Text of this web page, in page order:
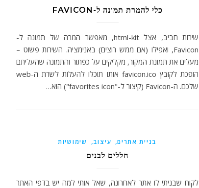
כלי להמרת תמונה ל-FAVICON
שירות חביב, אצל html-kit, מאפשר המרה של תמונה ל-
Favicon, ואפילו (אם ממש רוצים) באנימציה. השירות פשוט –
מעלים את תמונת המקור, מקליקים על כפתור והתמונה שהעליתם
הופכת לקובץ favicon.ico אותו תוכלו להעלות לשרת ה-web
שלכם. ה-Favicon (קיצור ל-"favorites icon") הוא…
בניית אתרים, עיצוב, שימושיות
חללים לבנים
לקוח שבניתי לו אתר לאחרונה, שאל אותי למה יש בדפי האתר